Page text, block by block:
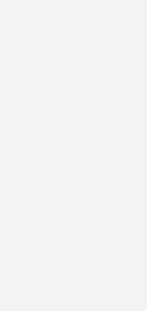
auf 2,3 Mrd.
Wasserleitungen
müssten
lassen.“ Je älter die
Doch viele
vor einer Sanierung
inzwischen
entsteht alle 30
2015 auf 2,3 Mrd.
der
die